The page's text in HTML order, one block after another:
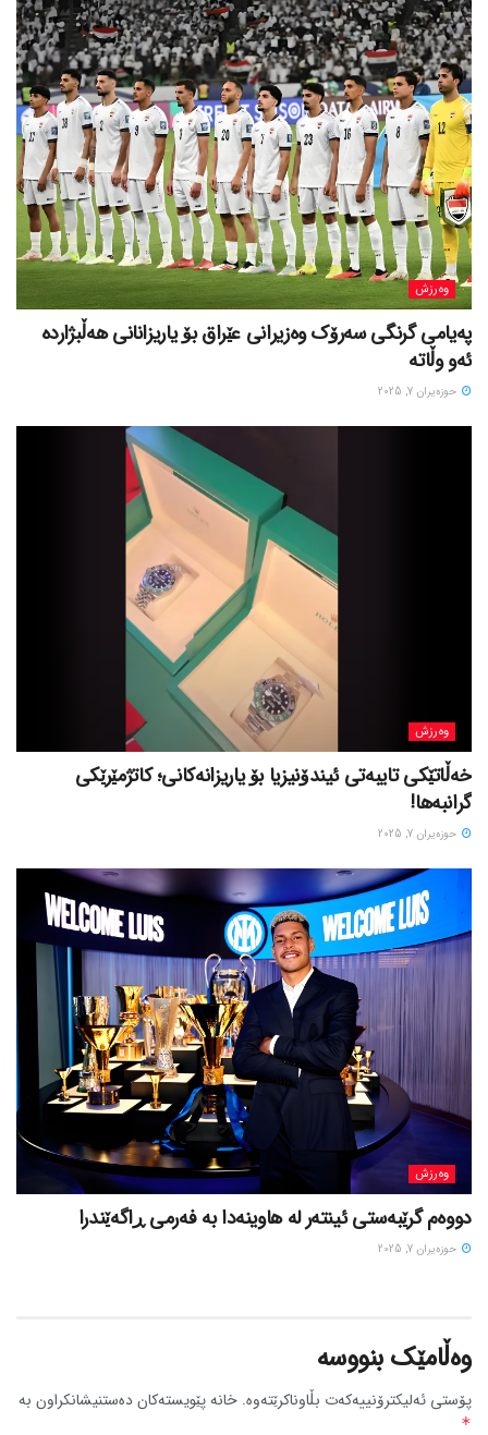
وەرزش
پەیامی گرنگی سەرۆک وەزیرانی عێراق بۆ یاریزانانی هەڵبژارده
ئەو وڵاتە
حوزه‌یران 7, 2025
وەرزش
خەڵاتێکی تایبەتی ئیندۆنیزیا بۆ یاریزانەکانی؛ کاتژمێرێکی
گرانبەها!
حوزه‌یران 7, 2025
وەرزش
دووەم گرێبەستی ئینتەر لە هاوینەدا بە فەرمی ڕاگەێندرا
حوزه‌یران 7, 2025
وەڵامێک بنووسە
پۆستی ئەلیکترۆنییەکەت بڵاوناکرێتەوە. خانە پێویستەکان دەستنیشانکراون بە
*